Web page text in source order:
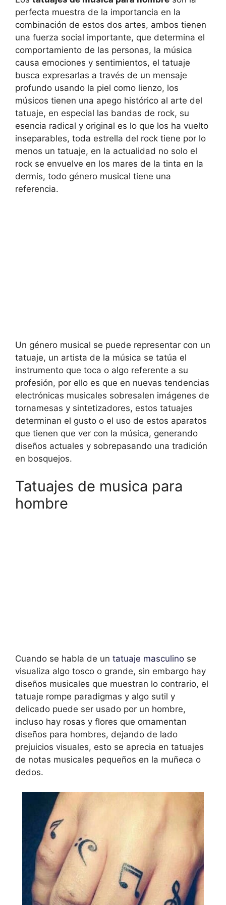
perfecta muestra de la importancia en la
combinación de estos dos artes, ambos tienen
una fuerza social importante, que determina el
comportamiento de las personas, la música
causa emociones y sentimientos, el tatuaje
busca expresarlas a través de un mensaje
profundo usando la piel como lienzo, los
músicos tienen una apego histórico al arte del
tatuaje, en especial las bandas de rock, su
esencia radical y original es lo que los ha vuelto
inseparables, toda estrella del rock tiene por lo
menos un tatuaje, en la actualidad no solo el
rock se envuelve en los mares de la tinta en la
dermis, todo género musical tiene una
referencia.
Un género musical se puede representar con un
tatuaje, un artista de la música se tatúa el
instrumento que toca o algo referente a su
profesión, por ello es que en nuevas tendencias
electrónicas musicales sobresalen imágenes de
tornamesas y sintetizadores, estos tatuajes
determinan el gusto o el uso de estos aparatos
que tienen que ver con la música, generando
diseños actuales y sobrepasando una tradición
en bosquejos.
Tatuajes de musica para
hombre
Cuando se habla de un tatuaje masculino se
visualiza algo tosco o grande, sin embargo hay
diseños musicales que muestran lo contrario, el
tatuaje rompe paradigmas y algo sutil y
delicado puede ser usado por un hombre,
incluso hay rosas y flores que ornamentan
diseños para hombres, dejando de lado
prejuicios visuales, esto se aprecia en tatuajes
de notas musicales pequeños en la muñeca o
dedos.